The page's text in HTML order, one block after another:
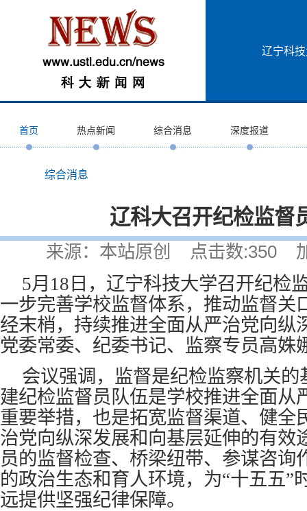
辽宁科
首页 热点新闻 综合消息 深度报道
综合消息
辽科大召开纪检监督
来源：本站原创 点击数:350
5月18日，辽宁科技大学召开纪检
一步完善学校监督体系，推动监督关
经末梢，持续推进全面从严治党向纵
党委常委、纪委书记、监察专员高姝
会议强调，监督是纪检监察机关
建纪检监督员队伍是学校推进全面从
重要举措，也是拓宽监督渠道、健全
治党向纵深发展和向基层延伸的有效
员的监督检查、桥梁纽带、参谋咨询
的政治生态和育人环境，为“十五五”
远提供坚强纪律保障。